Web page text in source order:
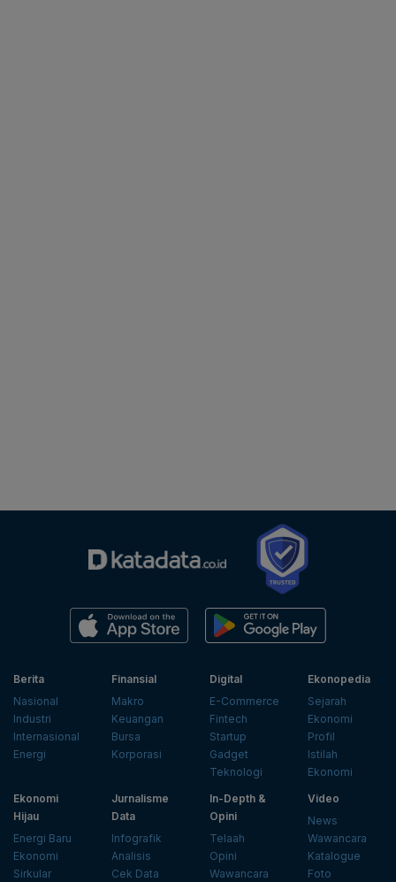
Berita
Nasional
Industri
Internasional
Energi
Finansial
Makro
Keuangan
Bursa
Korporasi
Digital
E-Commerce
Fintech
Startup
Gadget
Teknologi
Ekonopedia
Sejarah
Ekonomi
Profil
Istilah
Ekonomi
Ekonomi
Hijau
Energi Baru
Ekonomi
Sirkular
Jurnalisme
Data
Infografik
Analisis
Cek Data
In-Depth &
Opini
Telaah
Opini
Wawancara
Video
News
Wawancara
Katalogue
Foto